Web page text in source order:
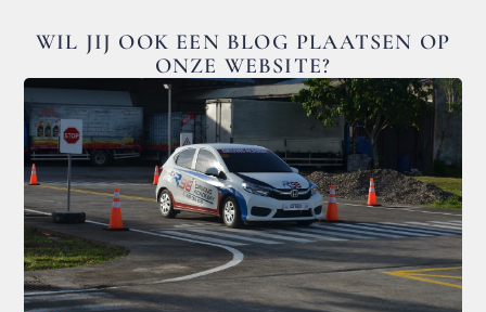
WIL JIJ OOK EEN BLOG PLAATSEN OP
ONZE WEBSITE?